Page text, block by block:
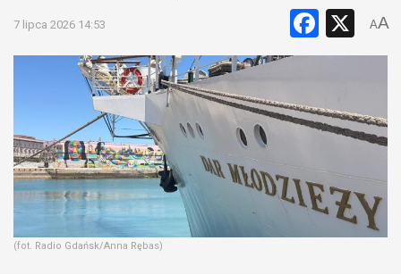
7 lipca 2026 14:53 X
AA
(fot. Radio Gdańsk/Anna Rębas)